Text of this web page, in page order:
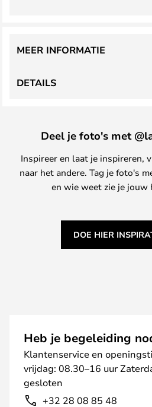
DETAILS
MEER INFORMATIE
Deel je foto's met
Inspireer en laat je inspireren,
naar het andere. Tag je foto's
en wie weet zie je jouw
DOE HIER
Heb je begeleiding
Klantenservice en
vrijdag: 08.30–16 uur
gesloten
+32 28 08 85 48